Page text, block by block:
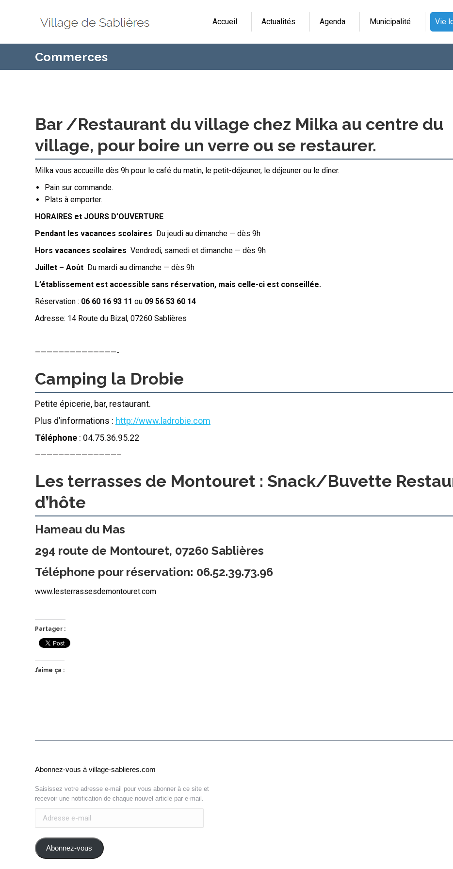
Accueil Actualités Agenda Municipalité Vie
Commerces
Bar /Restaurant du village chez Milka au centre du
village, pour boire un verre ou se restaurer.
Milka vous accueille dès 9h pour le café du matin, le petit-déjeuner, le déjeuner ou le dîner.
Pain sur commande.
Plats à emporter.
HORAIRES et JOURS D’OUVERTURE
Pendant les vacances scolaires Du jeudi au dimanche — dès 9h
Hors vacances scolaires Vendredi, samedi et dimanche — dès 9h
Juillet – Août Du mardi au dimanche — dès 9h
L’établissement est accessible sans réservation, mais celle-ci est conseillée.
Réservation : 06 60 16 93 11 ou 09 56 53 60 14
Adresse: 14 Route du Bizal, 07260 Sablières
——————————————-
Camping la Drobie
Petite épicerie, bar, restaurant.
Plus d’informations : http://www.ladrobie.com
Téléphone : 04.75.36.95.22
——————————————–
Les terrasses de Montouret : Snack/Buvette
d’hôte
Hameau du Mas
294 route de Montouret, 07260 Sablières
Téléphone pour réservation: 06.52.39.73.96
www.lesterrassesdemontouret.com
Partager :
J’aime ça :
Abonnez-vous à village-sablieres.com
Saisissez votre adresse e-mail pour vous abonner à ce site et
recevoir une notification de chaque nouvel article par e-mail.
Abonnez-vous